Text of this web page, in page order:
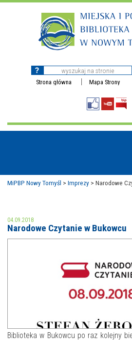
Strona główna Mapa Strony
MOJE KONTO
WYDARZYŁO SIĘ
STREFA KOLORU
MiPBP Nowy Tomyśl > Imprezy > Narodowe
04.09.2018
Narodowe Czytanie w Bukowcu
Biblioteka w Bukowcu po raz kolejny